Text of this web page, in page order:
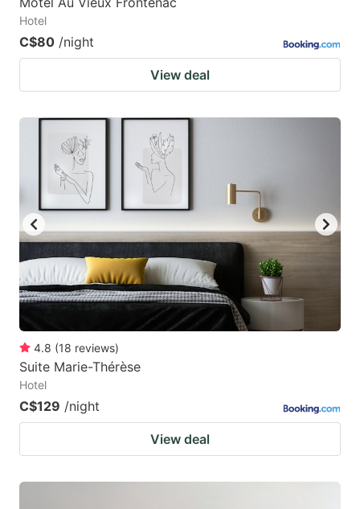
Hotel
C$80 /night
View deal
4.8 (18 reviews)
Suite Marie-Thérèse
Hotel
C$129 /night
View deal